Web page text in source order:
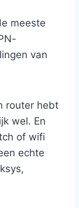
meeste
van
router hebt
wel. En
of wifi
echte